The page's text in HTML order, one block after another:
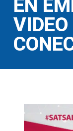
EN
VIDEO